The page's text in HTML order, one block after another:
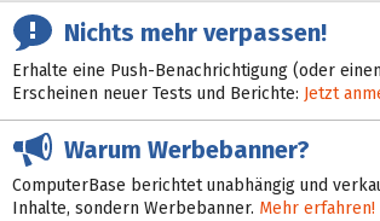
Nichts mehr verpassen!
Erhalte eine Push-Benachrichtigung (oder
Erscheinen neuer Tests und Berichte: Jetzt
Warum Werbebanner?
ComputerBase berichtet unabhängig und
Inhalte, sondern Werbebanner. Mehr erfahren!